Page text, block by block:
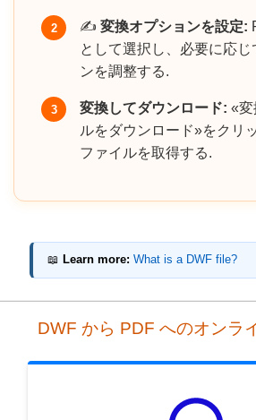
2 ✍️ 変換オプションを設定:
として選択し、必要に応じ
ンを調整する.
3 変換してダウンロード: «変
ルをダウンロード»をクリ
ファイルを取得する.
📖 Learn more: What is a DWF file?
DWF から PDF へのオンラ